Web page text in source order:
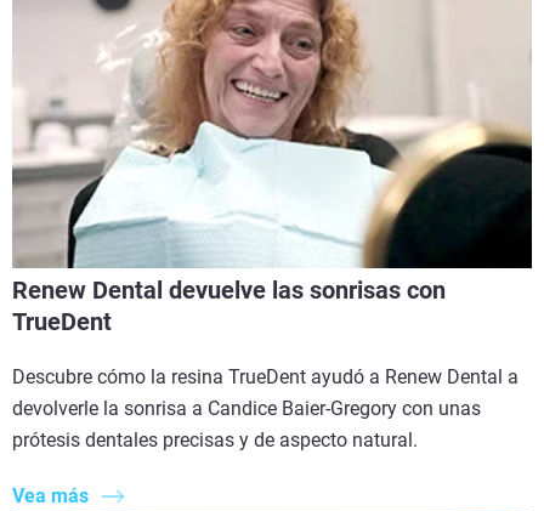
Renew Dental devuelve las sonrisas con
TrueDent
Descubre cómo la resina TrueDent ayudó a Renew Dental a
devolverle la sonrisa a Candice Baier-Gregory con unas
prótesis dentales precisas y de aspecto natural.
Vea más